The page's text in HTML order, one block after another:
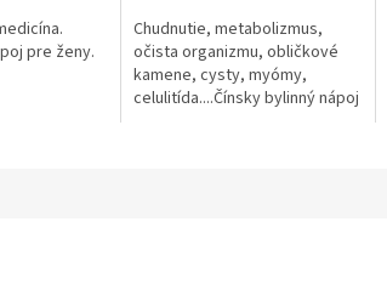
pre ženy.
Chudnutie, metabolizmus,
očista organizmu, obličkové
kamene, cysty, myómy,
celulitída....Čínsky bylinný nápoj